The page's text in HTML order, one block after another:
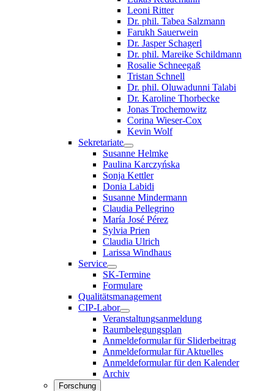
Leoni Ritter
Dr. phil. Tabea Salzmann
Farukh Sauerwein
Dr. Jasper Schagerl
Dr. phil. Mareike Schildmann
Rosalie Schneegaß
Tristan Schnell
Dr. phil. Oluwadunni Talabi
Dr. Karoline Thorbecke
Jonas Trochemowitz
Corina Wieser-Cox
Kevin Wolf
Sekretariate
Susanne Helmke
Paulina Karczyńska
Sonja Kettler
Donia Labidi
Susanne Mindermann
Claudia Pellegrino
María José Pérez
Sylvia Prien
Claudia Ulrich
Larissa Windhaus
Service
SK-Termine
Formulare
Qualitätsmanagement
CIP-Labor
Veranstaltungsanmeldung
Raumbelegungsplan
Anmeldeformular für Sliderbeitrag
Anmeldeformular für Aktuelles
Anmeldeformular für den Kalender
Archiv
Forschung